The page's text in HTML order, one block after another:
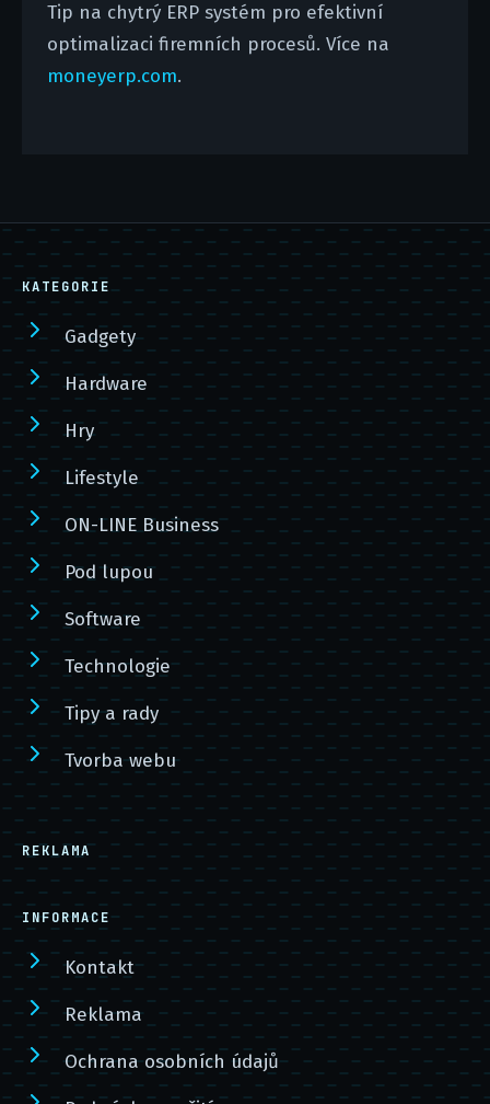
Tip na chytrý ERP systém pro efektivní
optimalizaci firemních procesů. Více na
moneyerp.com.
KATEGORIE
Gadgety
Hardware
Hry
Lifestyle
ON-LINE Business
Pod lupou
Software
Technologie
Tipy a rady
Tvorba webu
REKLAMA
INFORMACE
Kontakt
Reklama
Ochrana osobních údajů